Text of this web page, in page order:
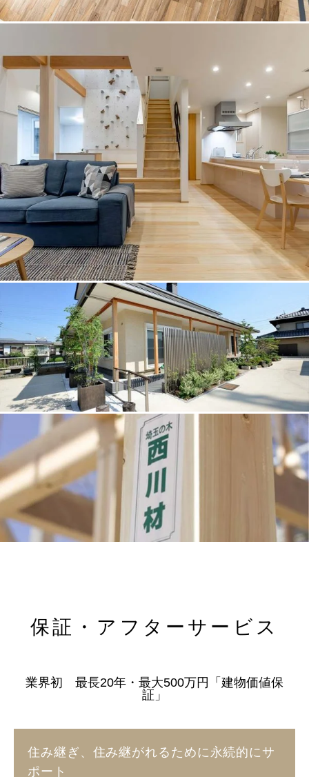
保証・アフターサービス
業界初 最長20年・最大500万円「建物価値保
証」
住み継ぎ、住み継がれるために永続的にサ
ポート